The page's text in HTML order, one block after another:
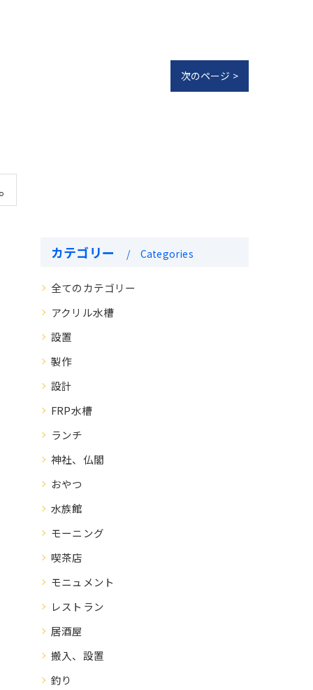
次のページ >
カテゴリー Categories
全てのカテゴリー
アクリル水槽
設置
製作
設計
FRP水槽
ランチ
神社、仏閣
おやつ
水族館
モーニング
喫茶店
モニュメント
レストラン
居酒屋
搬入、設置
釣り